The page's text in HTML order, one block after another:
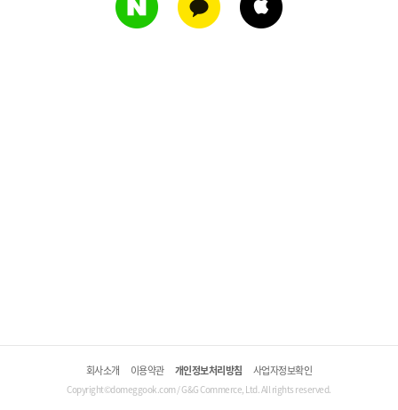
회사소개 이용약관 개인정보처리방침 사업자정보확인
Copyright©domeggook.com / G&G Commerce, Ltd. All rights reserved.